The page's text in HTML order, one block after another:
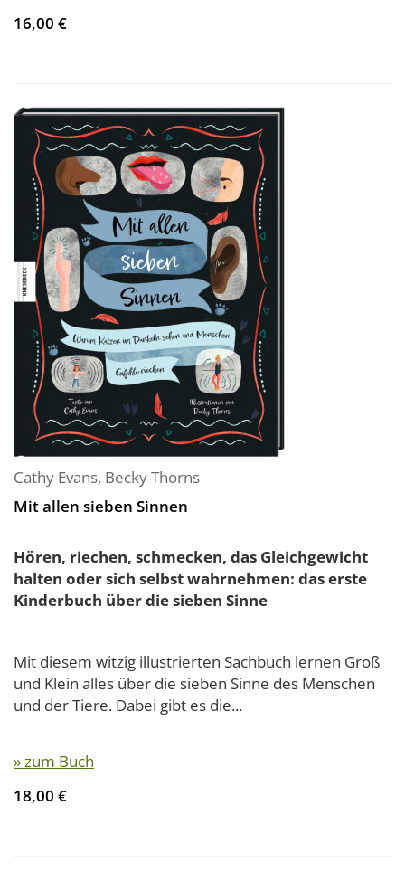
16,00 €
Cathy Evans, Becky Thorns
Mit allen sieben Sinnen
Hören, riechen, schmecken, das Gleichgewicht
halten oder sich selbst wahrnehmen: das erste
Kinderbuch über die sieben Sinne
Mit diesem witzig illustrierten Sachbuch lernen Groß
und Klein alles über die sieben Sinne des Menschen
und der Tiere. Dabei gibt es die...
» zum Buch
18,00 €